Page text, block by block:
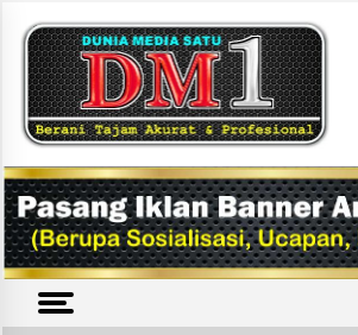
content
DM1